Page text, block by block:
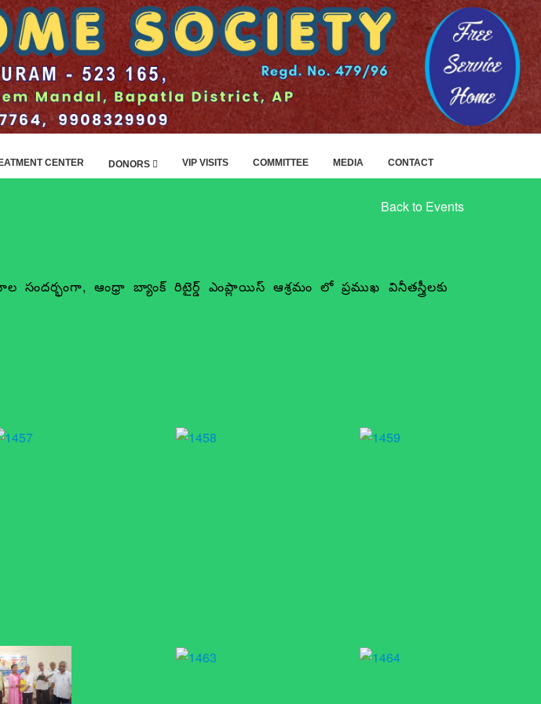
CENTER DONORS VIP VISITS COMMITTEE MEDIA CONTACT
Back to Events
సందర్భంగా, ఆంధ్రా బ్యాంక్ రిటైర్డ్ ఎంప్లాయిస్ ఆశ్రమం లో ప్రముఖ వినీతస్త్రీలకు